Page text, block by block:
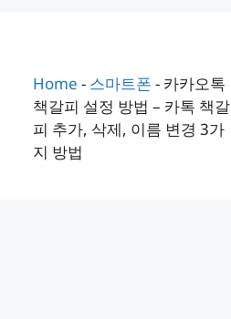
Home - 스마트폰 - 카카오톡
책갈피 설정 방법 – 카톡 책갈
피 추가, 삭제, 이름 변경 3가
지 방법